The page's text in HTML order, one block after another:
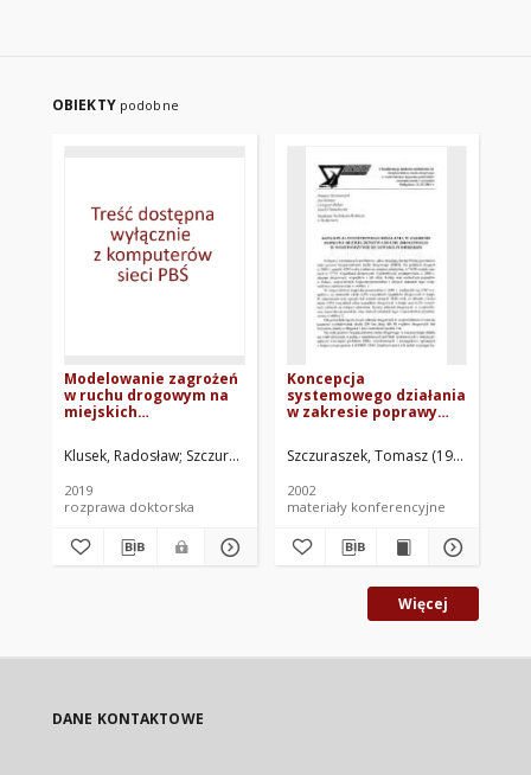
OBIEKTY podobne
Modelowanie zagrożeń
w ruchu drogowym na
miejskich
pomocą potencjalnych
obszarów kolizji
Klusek, Radosław Szczuraszek, Tomasz. Promotor
2019
rozprawa doktorska
Koncepcja
systemowego działania
w zakresie poprawy
drogowego w
województwie
Szczuraszek, Tomasz (1949- )
2002
materiały konferencyjne
Więcej
DANE KONTAKTOWE